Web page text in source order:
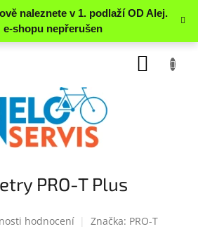
PRO-T Plus
hodnocení Značka: PRO-T